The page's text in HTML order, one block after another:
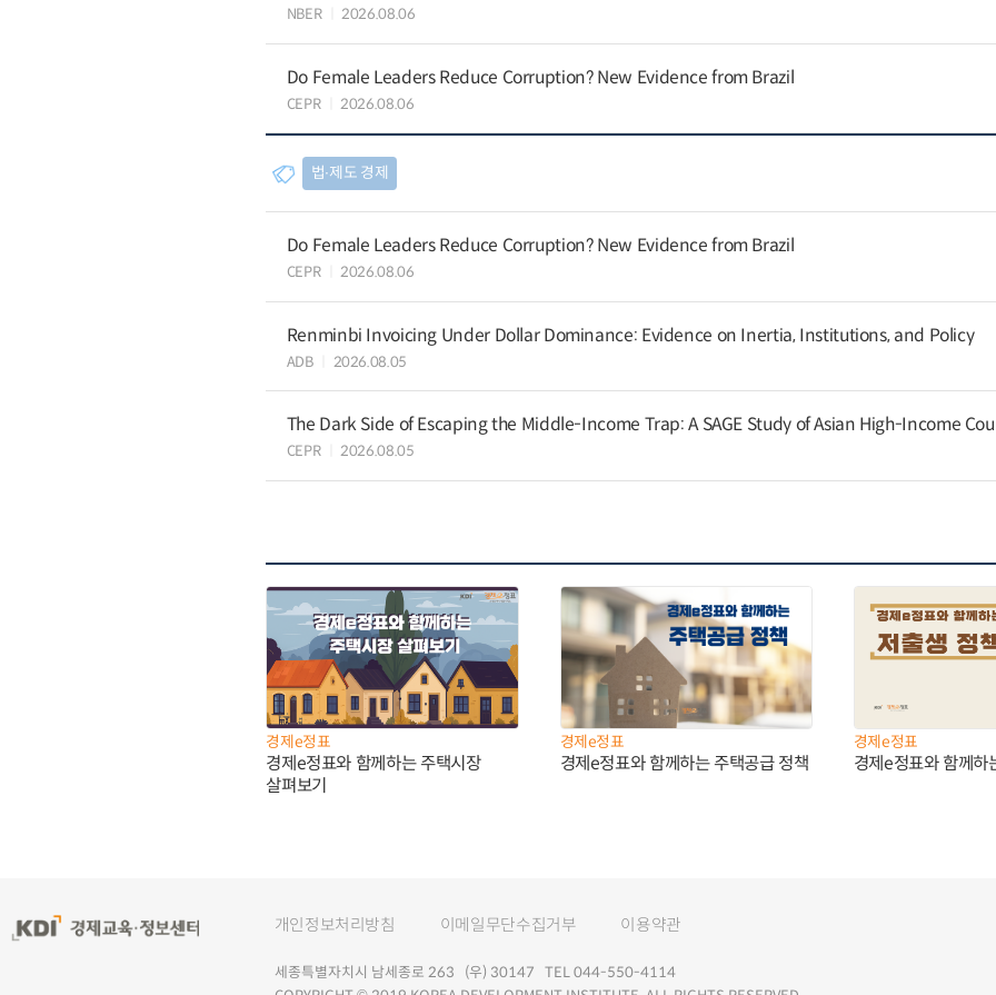
NBER 2026.08.06
Do Female Leaders Reduce Corruption? New Evidence from Brazil
CEPR 2026.08.06
법∙제도 경제
Do Female Leaders Reduce Corruption? New Evidence from Brazil
CEPR 2026.08.06
Renminbi Invoicing Under Dollar Dominance: Evidence on Inertia, Institutions, and Policy
ADB 2026.08.05
The Dark Side of Escaping the Middle-Income Trap: A SAGE Study of Asian High-Income
CEPR 2026.08.05
경제e정표
경제e정표와 함께하는 주택시장
살펴보기
경제e정표
경제e정표와 함께하는 주택공급 정책
경제e정표
경제e정표와 함께하
개인정보처리방침 이메일무단수집거부 이용약관
세종특별자치시 남세종로 263 (우) 30147 TEL 044-550-4114